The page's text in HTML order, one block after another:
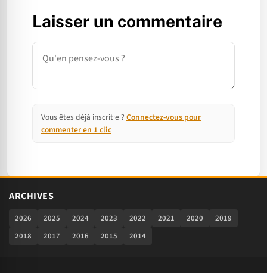
Laisser un commentaire
Commentaire
Vous êtes déjà inscrit·e ? Connectez-vous pour
commenter en 1 clic
ARCHIVES
2026 2025 2024 2023 2022 2021 2020
2019
2018
2017 2016 2015 2014